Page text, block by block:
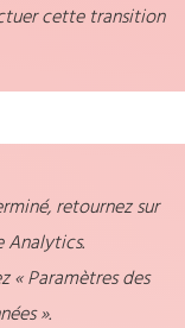
cette transition
retournez sur
Analytics.
« Paramètres des
».